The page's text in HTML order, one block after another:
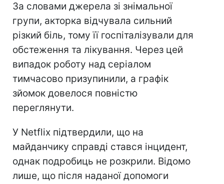
За словами джерела зі знімальної
групи, акторка відчувала сильний
різкий біль, тому її госпіталізували для
обстеження та лікування. Через цей
випадок роботу над серіалом
тимчасово призупинили, а графік
зйомок довелося повністю
переглянути.
У Netflix підтвердили, що на
майданчику справді стався інцидент,
однак подробиць не розкрили. Відомо
лише, що після наданої допомоги